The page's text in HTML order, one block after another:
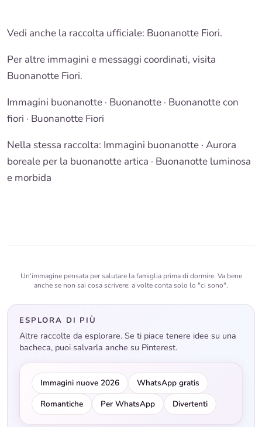
Vedi anche la raccolta ufficiale: Buonanotte Fiori.
Per altre immagini e messaggi coordinati, visita
Buonanotte Fiori.
Immagini buonanotte · Buonanotte · Buonanotte con
fiori · Buonanotte Fiori
Nella stessa raccolta: Immagini buonanotte · Aurora
boreale per la buonanotte artica · Buonanotte luminosa
e morbida
Un'immagine pensata per salutare la famiglia prima di dormire. Va bene
anche se non sai cosa scrivere: a volte conta solo lo "ci sono".
ESPLORA DI PIÙ
Altre raccolte da esplorare. Se ti piace tenere idee su una
bacheca, puoi salvarla anche su Pinterest.
Immagini nuove 2026
WhatsApp gratis
Romantiche
Per WhatsApp Divertenti